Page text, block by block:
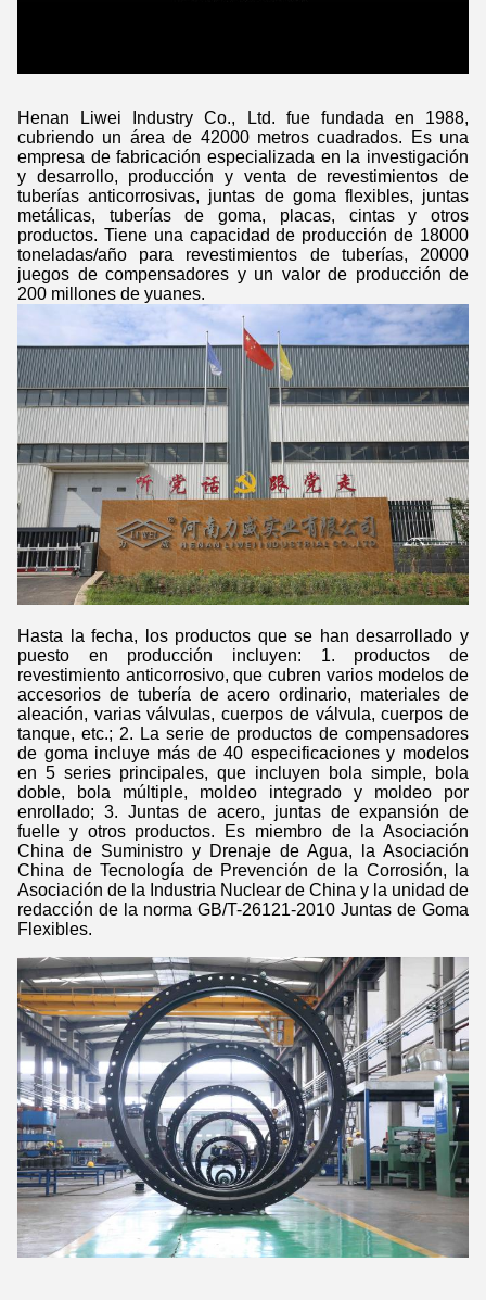
Henan Liwei Industry Co., Ltd. fue fundada en 1988,
cubriendo un área de 42000 metros cuadrados. Es una
empresa de fabricación especializada en la investigación
y desarrollo, producción y venta de revestimientos de
tuberías anticorrosivas, juntas de goma flexibles, juntas
metálicas, tuberías de goma, placas, cintas y otros
productos. Tiene una capacidad de producción de 18000
toneladas/año para revestimientos de tuberías, 20000
juegos de compensadores y un valor de producción de
200 millones de yuanes.
Hasta la fecha, los productos que se han desarrollado y
puesto en producción incluyen: 1. productos de
revestimiento anticorrosivo, que cubren varios modelos de
accesorios de tubería de acero ordinario, materiales de
aleación, varias válvulas, cuerpos de válvula, cuerpos de
tanque, etc.; 2. La serie de productos de compensadores
de goma incluye más de 40 especificaciones y modelos
en 5 series principales, que incluyen bola simple, bola
doble, bola múltiple, moldeo integrado y moldeo por
enrollado; 3. Juntas de acero, juntas de expansión de
fuelle y otros productos. Es miembro de la Asociación
China de Suministro y Drenaje de Agua, la Asociación
China de Tecnología de Prevención de la Corrosión, la
Asociación de la Industria Nuclear de China y la unidad de
redacción de la norma GB/T-26121-2010 Juntas de Goma
Flexibles.